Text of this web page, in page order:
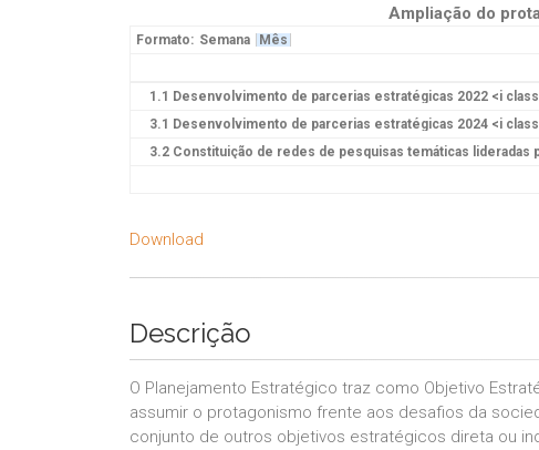
Ampliação do
Formato: Semana
Mês
Download
Descrição
O Planejamento Estratégico traz como Objetivo
assumir o protagonismo frente aos desafios da
conjunto de outros objetivos estratégicos direta ou